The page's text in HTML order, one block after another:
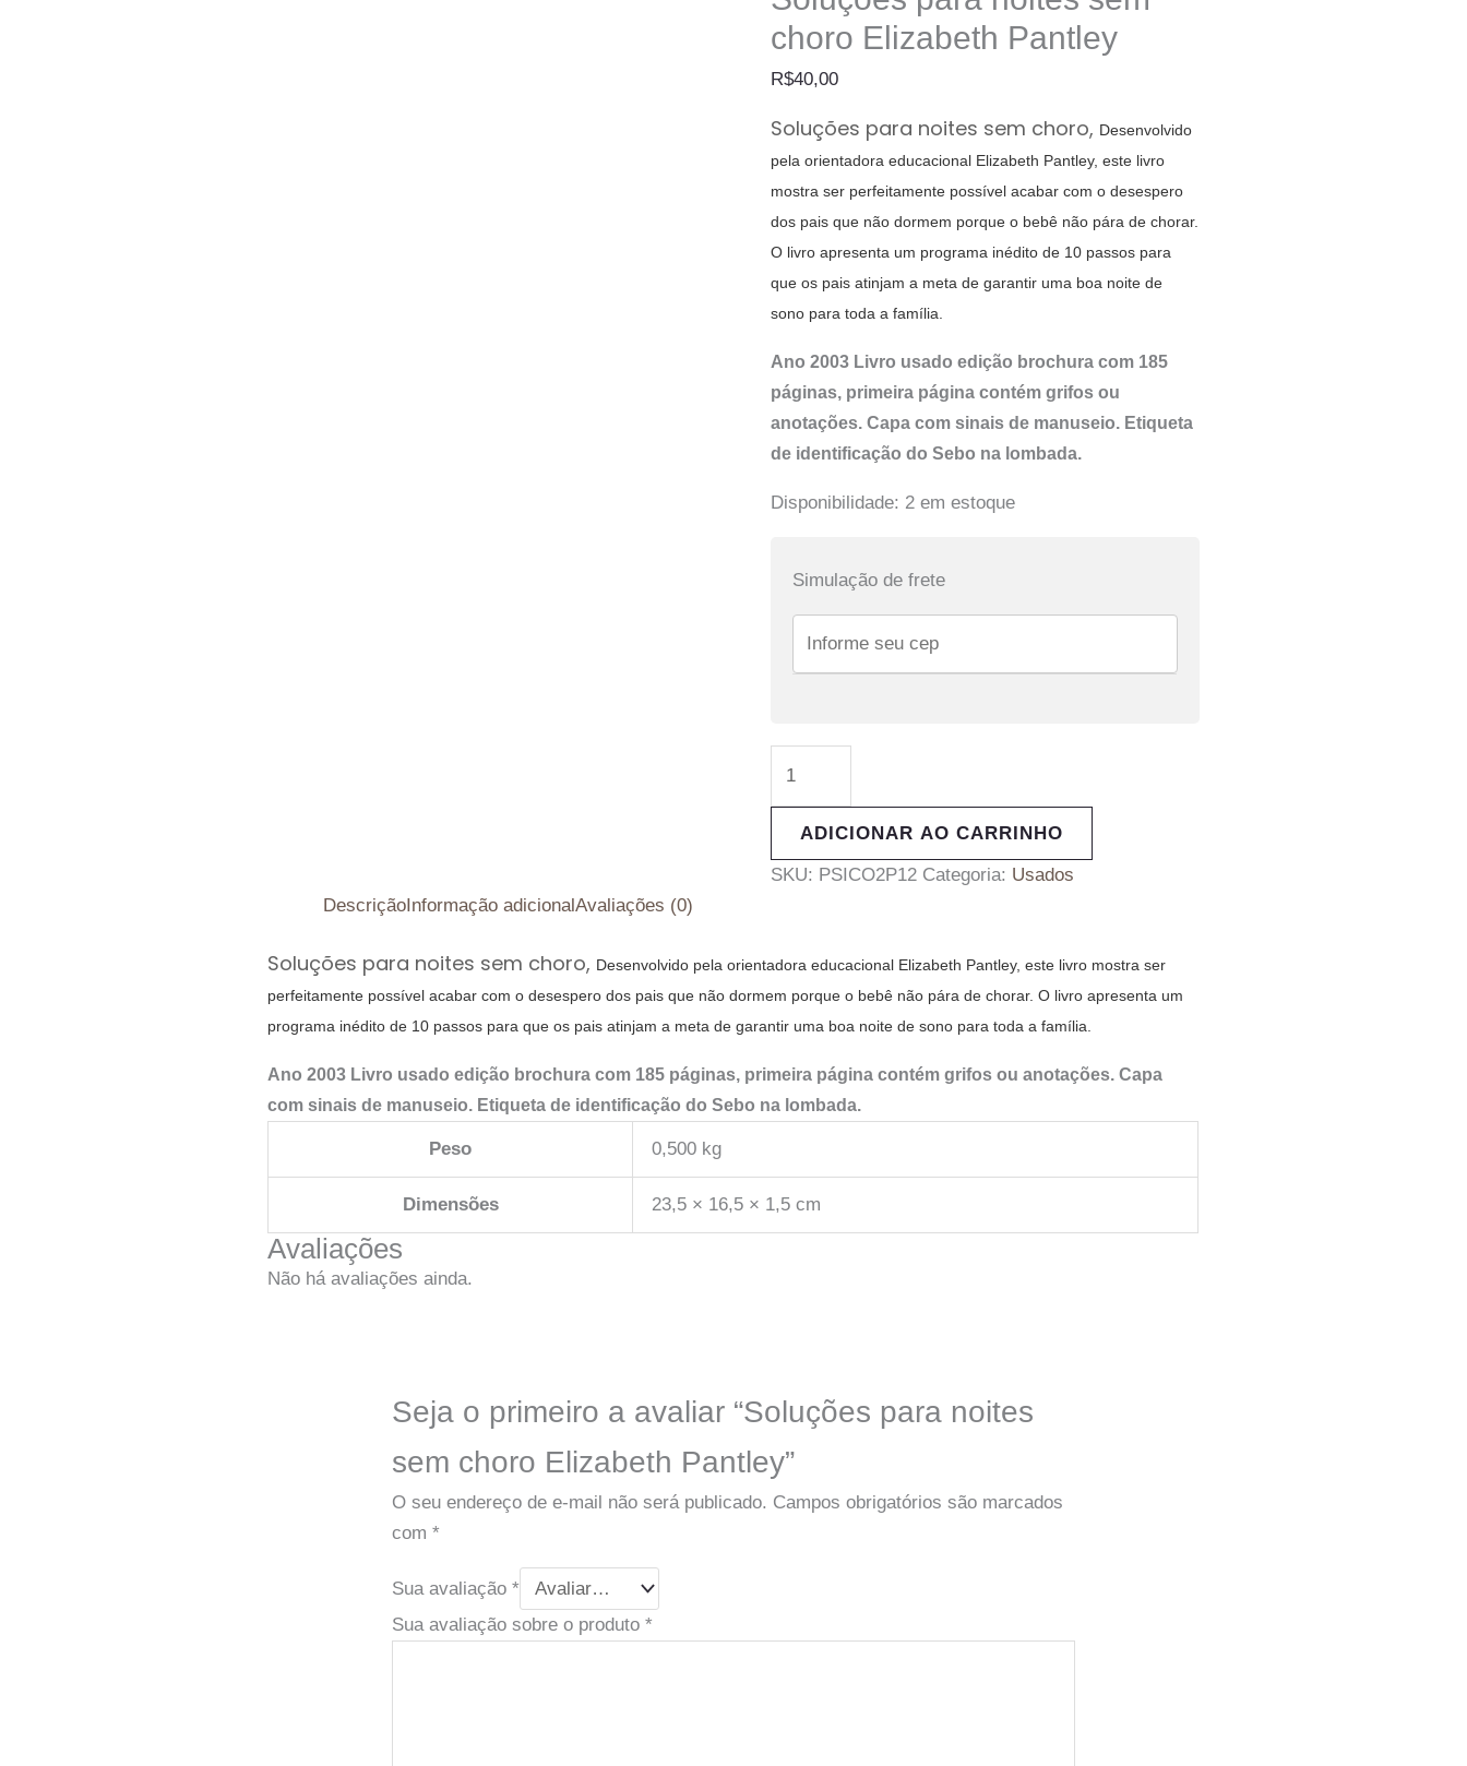
choro Elizabeth Pantley
R$40,00
Soluções para noites sem choro, Desenvolvido
pela orientadora educacional Elizabeth Pantley, este livro
mostra ser perfeitamente possível acabar com o desespero
dos pais que não dormem porque o bebê não pára de chorar.
O livro apresenta um programa inédito de 10 passos para
que os pais atinjam a meta de garantir uma boa noite de
sono para toda a família.
Ano 2003 Livro usado edição brochura com 185
páginas, primeira página contém grifos ou
anotações. Capa com sinais de manuseio. Etiqueta
de identificação do Sebo na lombada.
Disponibilidade: 2 em estoque
Simulação de frete
ADICIONAR AO CARRINHO
SKU: PSICO2P12 Categoria: Usados
DescriçãoInformação adicionalAvaliações (0)
Soluções para noites sem choro, Desenvolvido pela orientadora educacional Elizabeth Pantley, este livro mostra ser
perfeitamente possível acabar com o desespero dos pais que não dormem porque o bebê não pára de chorar. O livro apresenta um
programa inédito de 10 passos para que os pais atinjam a meta de garantir uma boa noite de sono para toda a família.
Ano 2003 Livro usado edição brochura com 185 páginas, primeira página contém grifos ou anotações. Capa
com sinais de manuseio. Etiqueta de identificação do Sebo na lombada.
Peso 0,500 kg
Dimensões 23,5 × 16,5 × 1,5 cm
Avaliações
Não há avaliações ainda.
Seja o primeiro a avaliar “Soluções para noites
sem choro Elizabeth Pantley”
O seu endereço de e-mail não será publicado. Campos obrigatórios são marcados
com *
Sua avaliação *
Sua avaliação sobre o produto *